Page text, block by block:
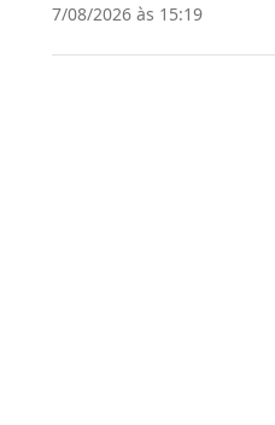
7/08/2026 às 15:19